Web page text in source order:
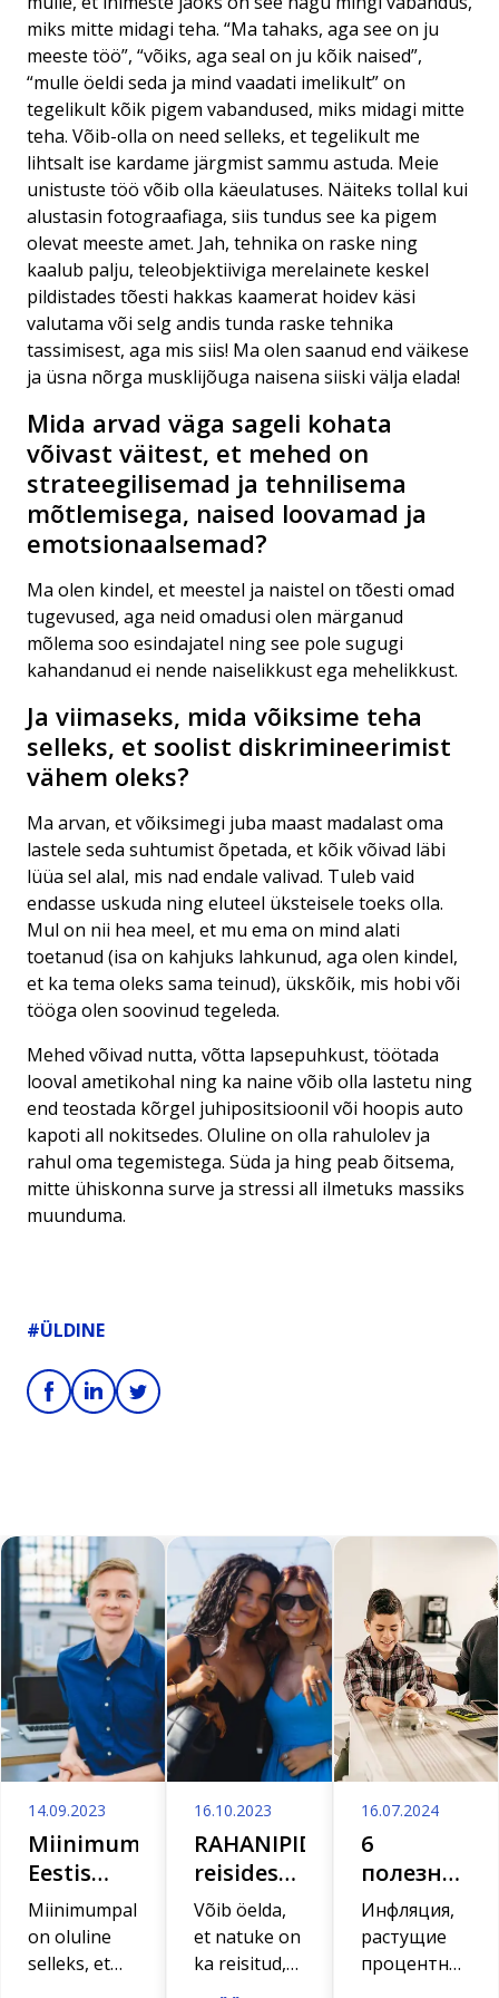
miks mitte midagi teha. “Ma tahaks, aga see on ju
meeste töö”, “võiks, aga seal on ju kõik naised”,
“mulle öeldi seda ja mind vaadati imelikult” on
tegelikult kõik pigem vabandused, miks midagi mitte
teha. Võib-olla on need selleks, et tegelikult me
lihtsalt ise kardame järgmist sammu astuda. Meie
unistuste töö võib olla käeulatuses. Näiteks tollal kui
alustasin fotograafiaga, siis tundus see ka pigem
olevat meeste amet. Jah, tehnika on raske ning
kaalub palju, teleobjektiiviga merelainete keskel
pildistades tõesti hakkas kaamerat hoidev käsi
valutama või selg andis tunda raske tehnika
tassimisest, aga mis siis! Ma olen saanud end väikese
ja üsna nõrga musklijõuga naisena siiski välja elada!
Mida arvad väga sageli kohata
võivast väitest, et mehed on
strateegilisemad ja tehnilisema
mõtlemisega, naised loovamad ja
emotsionaalsemad?
Ma olen kindel, et meestel ja naistel on tõesti omad
tugevused, aga neid omadusi olen märganud
mõlema soo esindajatel ning see pole sugugi
kahandanud ei nende naiselikkust ega mehelikkust.
Ja viimaseks, mida võiksime teha
selleks, et soolist diskrimineerimist
vähem oleks?
Ma arvan, et võiksimegi juba maast madalast oma
lastele seda suhtumist õpetada, et kõik võivad läbi
lüüa sel alal, mis nad endale valivad. Tuleb vaid
endasse uskuda ning eluteel üksteisele toeks olla.
Mul on nii hea meel, et mu ema on mind alati
toetanud (isa on kahjuks lahkunud, aga olen kindel,
et ka tema oleks sama teinud), ükskõik, mis hobi või
tööga olen soovinud tegeleda.
Mehed võivad nutta, võtta lapsepuhkust, töötada
looval ametikohal ning ka naine võib olla lastetu ning
end teostada kõrgel juhipositsioonil või hoopis auto
kapoti all nokitsedes. Oluline on olla rahulolev ja
rahul oma tegemistega. Süda ja hing peab õitsema,
mitte ühiskonna surve ja stressi all ilmetuks massiks
muunduma.
#ÜLDINE
14.09.2023
Miinimumpalk
Eestis
2023.
aastal
Miinimumpalk
on oluline
selleks, et
16.10.2023
RAHANIPID:
reisides
on abiks
need
võtted
Võib öelda,
et natuke on
ka reisitud,
16.07.2024
6
полезных
советов
по
экономии
Инфляция,
растущие
процентные